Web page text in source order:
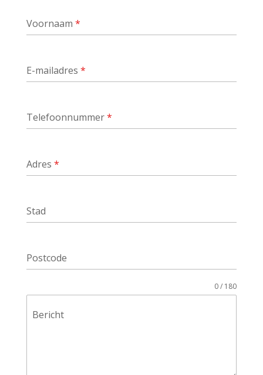
Voornaam *
E-mailadres *
Telefoonnummer*
Adres *
Stad
Postcode
Bericht
0 / 180